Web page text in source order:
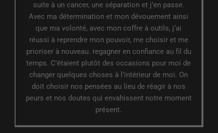
suite à un cancer, une séparation et j’en passe.
Avec ma détermination et mon dévouement ainsi
que ma volonté, avec mon coffre à outils, j’ai
réussi à reprendre mon pouvoir, me choisir et me
prioriser à nouveau. regagner en confiance au fil du
temps. C’étaient plutôt des occasions pour moi de
changer quelques choses à l’intérieur de moi. On
doit choisir nos pensées au lieu de réagir à nos
peurs et nos doutes qui envahissent notre moment
présent.